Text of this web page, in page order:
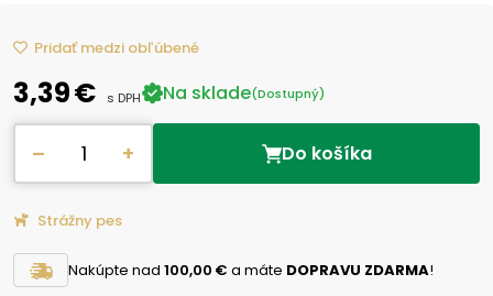
Pridať medzi obľúbené
3,39 € s DPH Na sklade(Dostupný)
– + Do košíka
Strážny pes
Nakúpte nad 100,00 € a máte DOPRAVU ZDARMA!